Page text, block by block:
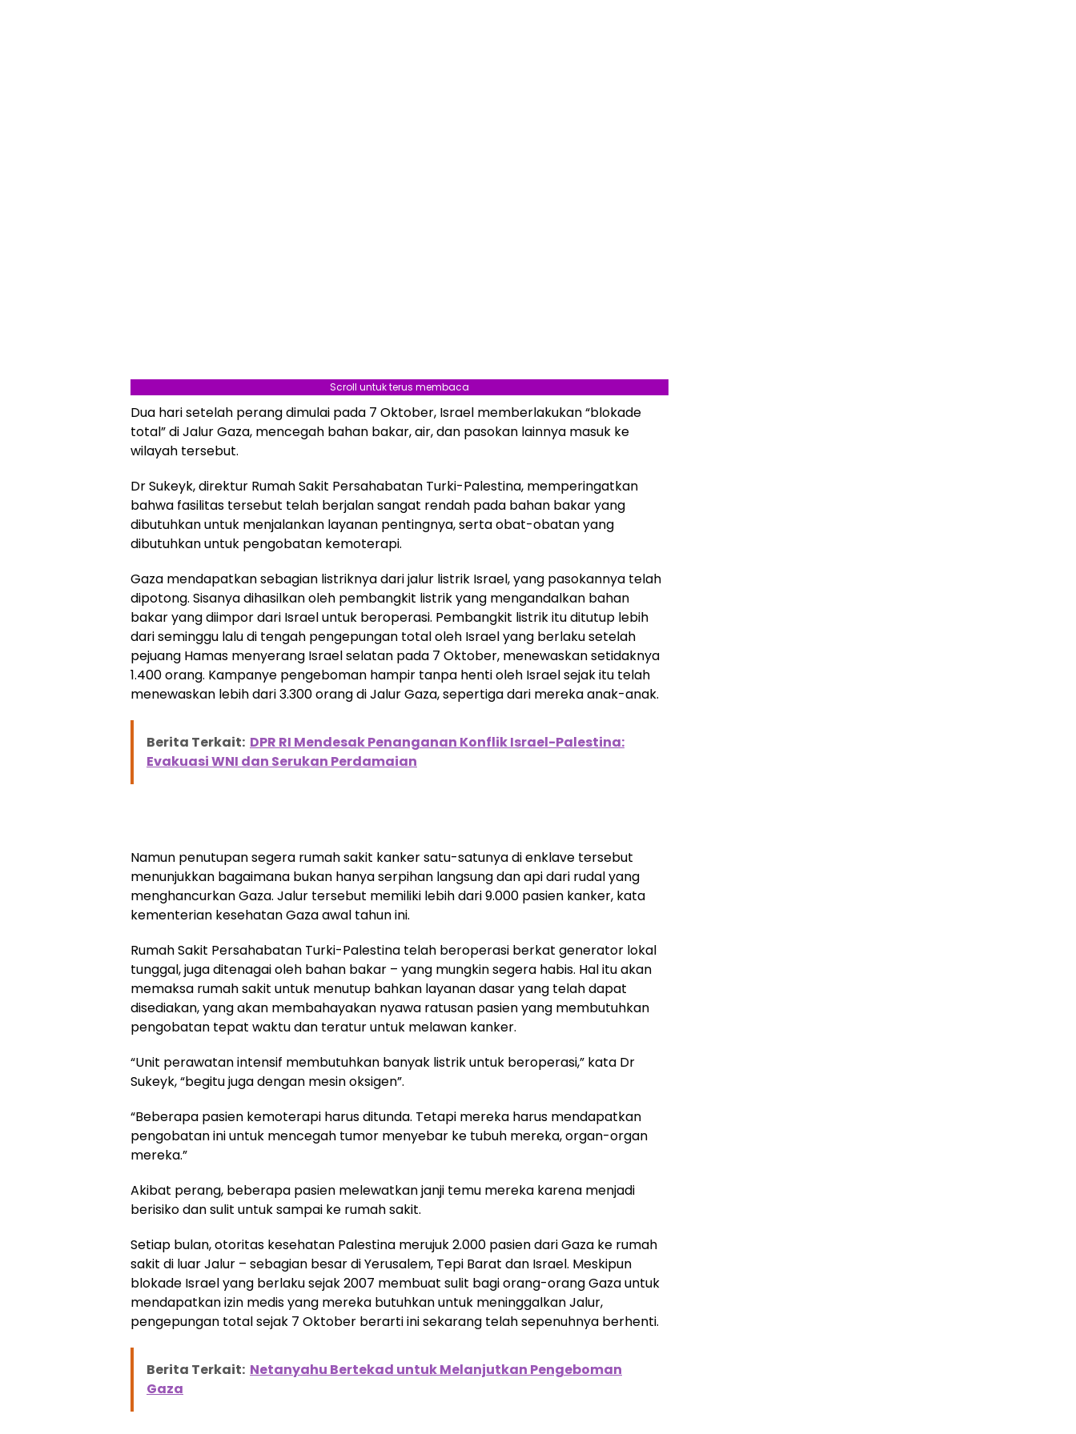
Scroll untuk terus membaca
Dua hari setelah perang dimulai pada 7 Oktober, Israel memberlakukan “blokade
total” di Jalur Gaza, mencegah bahan bakar, air, dan pasokan lainnya masuk ke
wilayah tersebut.
Dr Sukeyk, direktur Rumah Sakit Persahabatan Turki-Palestina, memperingatkan
bahwa fasilitas tersebut telah berjalan sangat rendah pada bahan bakar yang
dibutuhkan untuk menjalankan layanan pentingnya, serta obat-obatan yang
dibutuhkan untuk pengobatan kemoterapi.
Gaza mendapatkan sebagian listriknya dari jalur listrik Israel, yang pasokannya telah
dipotong. Sisanya dihasilkan oleh pembangkit listrik yang mengandalkan bahan
bakar yang diimpor dari Israel untuk beroperasi. Pembangkit listrik itu ditutup lebih
dari seminggu lalu di tengah pengepungan total oleh Israel yang berlaku setelah
pejuang Hamas menyerang Israel selatan pada 7 Oktober, menewaskan setidaknya
1.400 orang. Kampanye pengeboman hampir tanpa henti oleh Israel sejak itu telah
menewaskan lebih dari 3.300 orang di Jalur Gaza, sepertiga dari mereka anak-anak.
Berita Terkait: DPR RI Mendesak Penanganan Konflik Israel-Palestina:
Evakuasi WNI dan Serukan Perdamaian
Namun penutupan segera rumah sakit kanker satu-satunya di enklave tersebut
menunjukkan bagaimana bukan hanya serpihan langsung dan api dari rudal yang
menghancurkan Gaza. Jalur tersebut memiliki lebih dari 9.000 pasien kanker, kata
kementerian kesehatan Gaza awal tahun ini.
Rumah Sakit Persahabatan Turki-Palestina telah beroperasi berkat generator lokal
tunggal, juga ditenagai oleh bahan bakar – yang mungkin segera habis. Hal itu akan
memaksa rumah sakit untuk menutup bahkan layanan dasar yang telah dapat
disediakan, yang akan membahayakan nyawa ratusan pasien yang membutuhkan
pengobatan tepat waktu dan teratur untuk melawan kanker.
“Unit perawatan intensif membutuhkan banyak listrik untuk beroperasi,” kata Dr
Sukeyk, “begitu juga dengan mesin oksigen”.
“Beberapa pasien kemoterapi harus ditunda. Tetapi mereka harus mendapatkan
pengobatan ini untuk mencegah tumor menyebar ke tubuh mereka, organ-organ
mereka.”
Akibat perang, beberapa pasien melewatkan janji temu mereka karena menjadi
berisiko dan sulit untuk sampai ke rumah sakit.
Setiap bulan, otoritas kesehatan Palestina merujuk 2.000 pasien dari Gaza ke rumah
sakit di luar Jalur – sebagian besar di Yerusalem, Tepi Barat dan Israel. Meskipun
blokade Israel yang berlaku sejak 2007 membuat sulit bagi orang-orang Gaza untuk
mendapatkan izin medis yang mereka butuhkan untuk meninggalkan Jalur,
pengepungan total sejak 7 Oktober berarti ini sekarang telah sepenuhnya berhenti.
Berita Terkait: Netanyahu Bertekad untuk Melanjutkan Pengeboman
Gaza